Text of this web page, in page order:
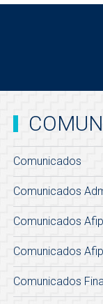
Comunicados
Comunicados
Comunicados
Comunicados
Comunicados